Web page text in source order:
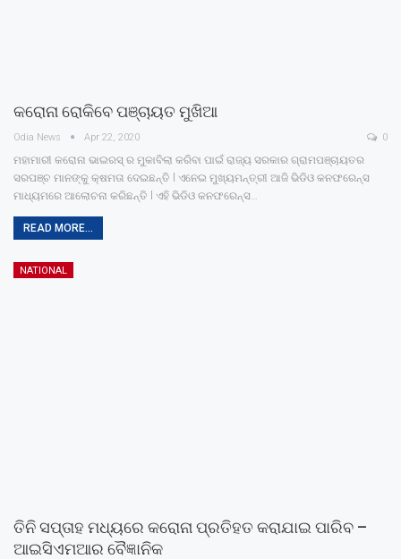
କରୋନା ରୋକିବେ ପଞ୍ଚାୟତ ମୁଖିଆ
Odia News Apr 22, 2020 0
ମହାମାରୀ କରୋନା ଭାଇରସ୍ ର ମୁକାବିଲା କରିବା ପାଇଁ ରାଜ୍ୟ ସରକାର ଗ୍ରାମପଞ୍ଚାୟତର
ସରପଞ୍ଚ ମାନଙ୍କୁ କ୍ଷମତା ଦେଇଛନ୍ତି l ଏନେଇ ମୁଖ୍ୟମନ୍ତ୍ରୀ ଆଜି ଭିଡିଓ କନଫରେନ୍ସ
ମାଧ୍ୟମରେ ଆଲୋଚନା କରିଛନ୍ତି l ଏହି ଭିଡିଓ କନଫରେନ୍ସ…
READ MORE...
NATIONAL
ତିନି ସପ୍ତାହ ମଧ୍ୟରେ କରୋନା ପ୍ରତିହତ କରାଯାଇ ପାରିବ –
ଆଇସିଏମଆର ବୈଜ୍ଞାନିକ